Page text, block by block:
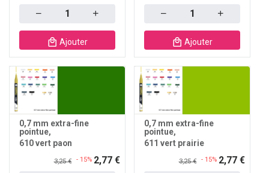
Ajouter Ajouter
0,7 mm extra-fine
pointue
610 vert paon
3,25 € - 15% 2,77 €
0,7 mm extra-fine
pointue
611 vert prairie
3,25 € - 15% 2,77 €